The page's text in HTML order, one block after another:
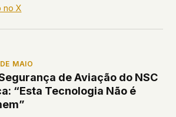
no X
MAIO
de Aviação do NSC
“Esta Tecnologia Não é